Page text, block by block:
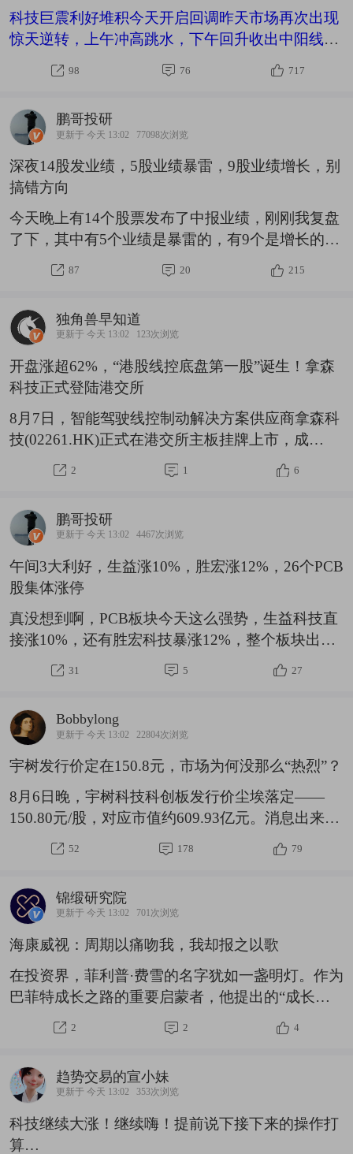
次接连大涨2天给到的惊喜，今天是市场在外围情
绪弱势背景下走出独立行情给到的惊喜。不过，小
小还是要提醒一句，尽管这几天的市场整体来说很
健康，
科技巨震利好堆积今天开启回调昨天市场再次出现
惊天逆转，上午冲高跳水，下午回升收出中阳线，
好消息是大盘出现了三连阳，坏消息是大盘指数回
来了，大家的钱没有回来。重点是昨天大盘上涨没
阳线没放量、反而缩量，技术上就是量价背离。增
量资金不愿意追涨、获利盘借冲高兑现。说明大盘
还有调整，大盘还有回踩5日线附近。
98 76 717
鹏哥投研
更新于 今天 13:02 77098次浏览
深夜14股发业绩，5股业绩暴雷，9股业绩增长，别
搞错方向
今天晚上有14个股票发布了中报业绩，刚刚我复盘
了下，其中有5个业绩是暴雷的，有9个是增长的，
大家千万别搞错方向了，具体如下：8月6日晚上发
布业绩，利润增长的公司名单：温州宏丰，收入增
入增50%到6亿，利润增511%盈利3854万综艺股
份，收入增55%到3亿，利润增137%盈利4714万ST
帕瓦，收入增90%到5亿，利润增128%盈利4506万
金徽股份，收入增37%到11亿，利润增62%盈利
4.09亿$金徽股份(SH603132)$路畅科技，
87 20 215
独角兽早知道
更新于 今天 13:02 123次浏览
开盘涨超62%，“港股线控底盘第一股”诞生！拿森
科技正式登陆港交所
8月7日，智能驾驶线控制动解决方案供应商拿森科
技(02261.HK)正式在港交所主板挂牌上市，成
为“港股线控底盘第一股”，海通国际及中银国际为
联席保荐人。$拿森科技(HK|02261)$拿森科技本次
国际发售占90%。每股发售价10.42港元，全球发售
净筹约5.33亿港元。香港公开发售获2513.54倍认
购，国际发售获2.12倍认购。今日开盘，拿森科技
(02261.HK)涨62.19%，报16.90港元/股，市值
100.55亿港元。综合|招
2 1 6
鹏哥投研
更新于 今天 13:02 4467次浏览
午间3大利好，生益涨10%，胜宏涨12%，26个PCB
股集体涨停
真没想到啊，PCB板块今天这么强势，生益科技直
接涨10%，还有胜宏科技暴涨12%，整个板块出现
了26个股票集体涨停的盛况，而这个板块之所以暴
涨，主要有3个利好：一博科技，涨20.00%，主力
方邦股份，涨20.00%，主力流入1.25亿德福科技，
涨15.57%，主力流入4.22亿吉和昌，涨15.14%，主
力流入0.17亿铜冠铜箔，涨14.61%，主力流入7.34
亿$铜冠铜箔(SZ301217)$中富电路，涨13.57%，主
力流入0.83亿威
31 5 27
Bobbylong
更新于 今天 13:02 22804次浏览
宇树发行价定在150.8元，市场为何没那么“热烈”？
8月6日晚，宇树科技科创板发行价尘埃落定——
150.80元/股，对应市值约609.93亿元。消息出来
后，不少股民朋友第一反应是算中签收益，但更值
得观察的是，今天机器人板块走得相当温和，没有
大家最关心的钱袋子问题。中一签（500股）要缴
款7.54万元，门槛不低。如果参考过往高溢价新股
的首日表现，有人测算要是涨300%，一签能赚二
十多万；涨450%的话，三四十万也有可能。但这
些都是“如果”——宇树的发行市盈率已经高达219
倍，行业平均才38倍，预期打得这么
52 178 79
锦缎研究院
更新于 今天 13:02 701次浏览
海康威视：周期以痛吻我，我却报之以歌
在投资界，菲利普·费雪的名字犹如一盏明灯。作为
巴菲特成长之路的重要启蒙者，他提出的“成长股
投资哲学”至今仍是众多投资者的圣经。费雪在成
名作《怎样选择成长股》中强调，真正的优质企业
与核心技术壁垒。他坚信，一家公司若能在研发上
持续投入，不断突破技术边界，便能像滚雪球般积
累竞争优势，最终在市场中脱颖而出。那么，什么
样的企业才算符合费雪的“成长股标准”？他给出了
2 2 4
趋势交易的宣小妹
更新于 今天 13:02 353次浏览
科技继续大涨！继续嗨！提前说下接下来的操作打
算…